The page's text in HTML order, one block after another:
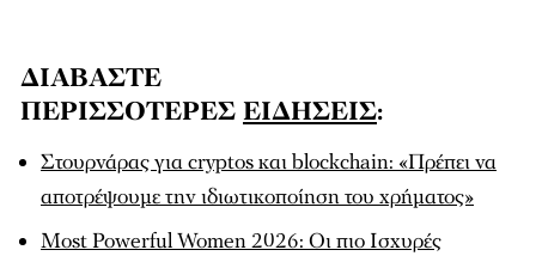
ΔΙΑΒΑΣΤΕ
ΠΕΡΙΣΣΟΤΕΡΕΣ ΕΙΔΗΣΕΙΣ:
Στουρνάρας για cryptos και blockchain: «Πρέπει να
αποτρέψουμε την ιδιωτικοποίηση του χρήματος»
Most Powerful Women 2026: Οι πιο Ισχυρές